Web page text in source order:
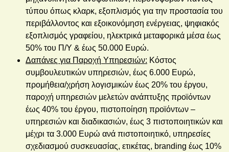
τύπου όπως κλαρκ, εξοπλισμός για την προστασία του
περιβάλλοντος και εξοικονόμηση ενέργειας, ψηφιακός
εξοπλισμός γραφείου, ηλεκτρικά μεταφορικά μέσα έως
50% του Π/Υ & έως 50.000 Ευρώ.
Δαπάνες για Παροχή Υπηρεσιών: Κόστος
συμβουλευτικών υπηρεσιών, έως 6.000 Ευρώ,
προμήθεια/χρήση λογισμικών έως 20% του έργου,
παροχή υπηρεσιών μελετών ανάπτυξης προϊόντων
έως 40% του έργου, πιστοποίηση προϊόντων –
υπηρεσιών και διαδικασιών, έως 3 πιστοποιητικών και
μέχρι τα 3.000 Ευρώ ανά πιστοποιητικό, υπηρεσίες
σχεδιασμού συσκευασίας, ετικέτας, branding έως 10%